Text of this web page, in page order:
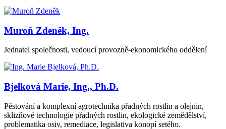
Muroň Zdeněk, Ing.
Jednatel společnosti, vedoucí provozně-ekonomického oddělení
Bjelková Marie, Ing., Ph.D.
Pěstování a komplexní agrotechnika přadných rostlin a olejnin,
sklizňové technologie přadných rostlin, ekologické zemědělství,
problematika osiv, remediace, legislativa konopí setého.